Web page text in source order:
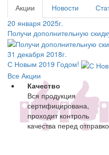
Акции Новости
20 января 2025г.
Получи дополнительную
31 декабря 2018г.
С Новым 2019 Годом!
Все Акции
Качество
Вся продукция
сертифицирована,
проходит контроль
качества перед